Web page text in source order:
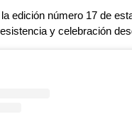
edición número 17 de
y celebración